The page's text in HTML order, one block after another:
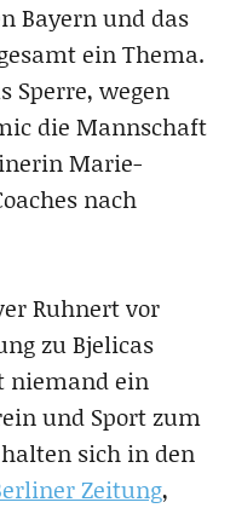
Bayern und das
ein Thema.
Sperre, wegen
die Mannschaft
Marie-
nach
Ruhnert vor
zu Bjelicas
ein
und Sport zum
sich in den
Zeitung,